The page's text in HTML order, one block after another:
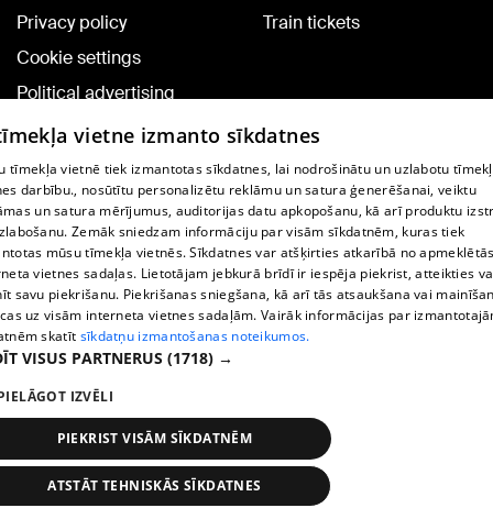
Privacy policy
Cookie settings
Political advertising
Cookie policy
Commenting terms
Train tickets
TV program
Contract rules
360 Ziņu kontakti
Helio Media
Vortal assistance service: e-mail -
All rights reserved.
vietne izmanto sīkdatnes
tīmekļa vietnē tiek izmantotas sīkdatnes, lai nodrošinātu un uzlabotu
darbību., nosūtītu personalizētu reklāmu un satura ģenerēšanai, veiktu
un satura mērījumus, auditorijas datu apkopošanu, kā arī produktu
Zemāk sniedzam informāciju par visām sīkdatnēm, kuras tiek
mūsu tīmekļa vietnēs. Sīkdatnes var atšķirties atkarībā no
vietnes sadaļas. Lietotājam jebkurā brīdī ir iespēja piekrist, atteikties
savu piekrišanu. Piekrišanas sniegšana, kā arī tās atsaukšana vai
uz visām interneta vietnes sadaļām. Vairāk informācijas par
skatīt sīkdatņu izmantošanas noteikumos.
VISUS PARTNERUS (1718) →
IZVĒLI
PIEKRIST VISĀM SĪKDATNĒM
ATSTĀT TEHNISKĀS SĪKDATNES